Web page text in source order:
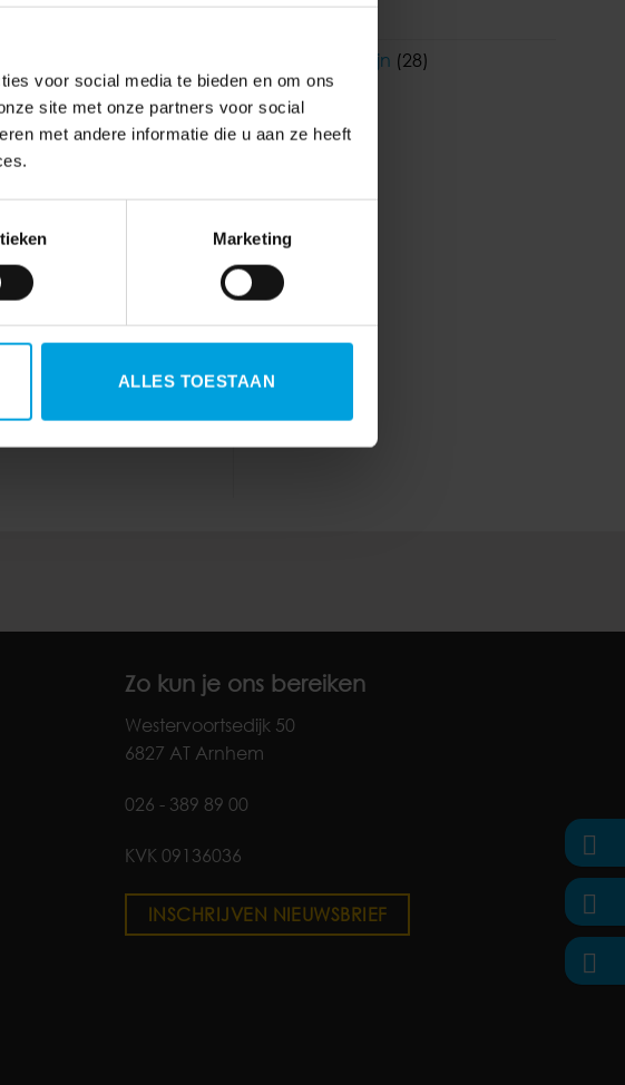
voor social media te bieden en om ons
site met onze partners voor social
met andere informatie die u aan ze heeft
Marketing
ALLES TOESTAAN
als u de laptop
de laptop op
taxatiewijzer
Zorg en welzijn (28)
Zo kun je ons bereiken
Westervoortsedijk 50
6827 AT Arnhem
026 - 389 89 00
KVK 09136036
INSCHRIJVEN NIEUWSBRIEF